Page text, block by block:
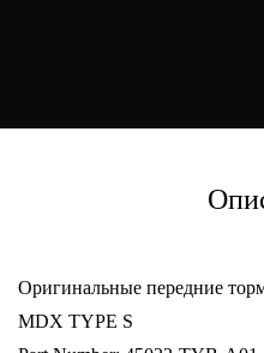
Оригинальные передние
MDX TYPE S